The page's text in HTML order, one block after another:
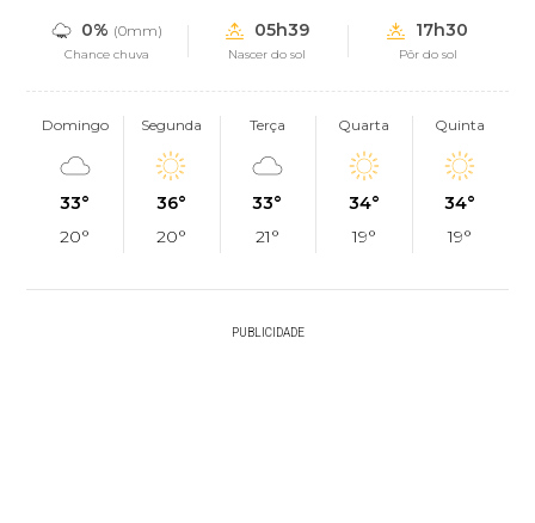
0% (0mm)
Chance chuva
05h39
Nascer do sol
17h30
Pôr do sol
Domingo
33°
20°
Segunda
36°
20°
Terça
33°
21°
Quarta
34°
19°
Quinta
34°
19°
PUBLICIDADE